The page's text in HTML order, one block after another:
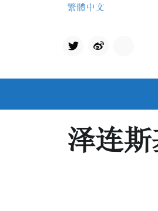
繁體中文
Twit
泽连